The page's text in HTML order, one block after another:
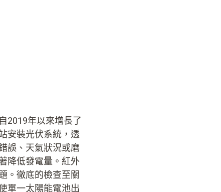
2019年以來增長了
安裝光伏系統，透
誤、天氣狀況或磨
降低發電量。紅外
。徹底的檢查至關
單一太陽能電池出